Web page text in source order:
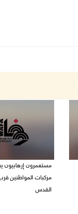
مستعمرون إرهابيون
مركبات المواطنين
القدس